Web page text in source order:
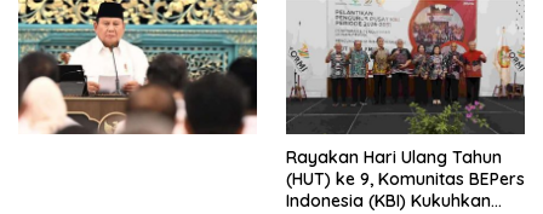
Penjajahan (Pergolakan
Ekonomi Politik Indonesia) &
Simposium Nasional “Urgensi
Undang-Undang
Perekonomian Nasional dan
Kesejahteraan Sosial dalam
Rayakan Hari Ulang Tahun
(HUT) ke 9, Komunitas BEPers
Indonesia (KBI) Kukuhkan